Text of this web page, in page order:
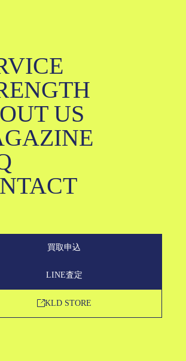
US
買取申込
LINE査定
KLD STORE
トリートマーケットって
プ？｜Dover Street
ンド古着のKLDです。
ョップの枠にはまらない世界観を見せて
バー”こと、「ドーバーストリートマー
Market）」。
どは、ユニクロと通路で繋がっている
バー側に一歩足を踏み入れただけで異国